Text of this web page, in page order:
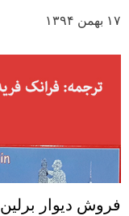
۱۷ بهمن ۱۳۹۴
فروش دیوار برلین